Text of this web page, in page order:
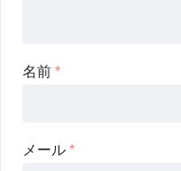
名前 *
メール *